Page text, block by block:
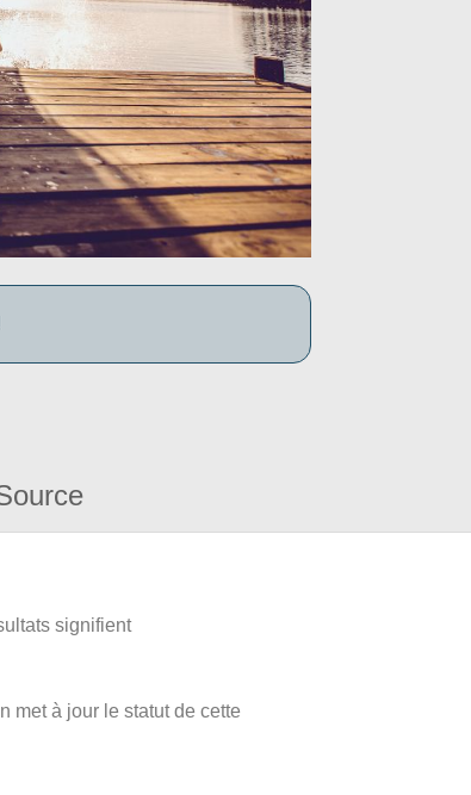
signifient
met à jour le statut de cette